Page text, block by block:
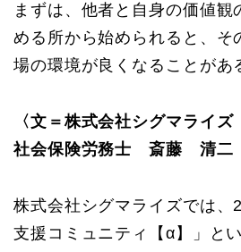
まずは、他者と自身の価値観
める所から始められると、そ
場の環境が良くなることがあ
〈文＝株式会社シグマライ
社会保険労務士 斎藤 清二
株式会社シグマライズでは、
支援コミュニティ【α】」と